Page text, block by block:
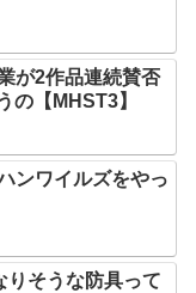
が2作品連続賛否
の【MHST3】
ンワイルズをやっ
りそうな防具って